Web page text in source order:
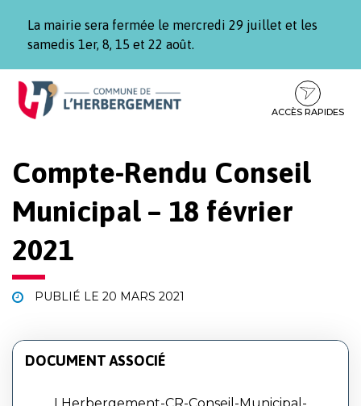
La mairie sera fermée le mercredi 29 juillet et les
samedis 1er, 8, 15 et 22 août.
Aller
Aller
contenu
Aller
pied
ACCÈS RAPIDES
Compte-Rendu Conseil
Municipal – 18 février
2021
PUBLIÉ LE 20 MARS 2021
DOCUMENT ASSOCIÉ